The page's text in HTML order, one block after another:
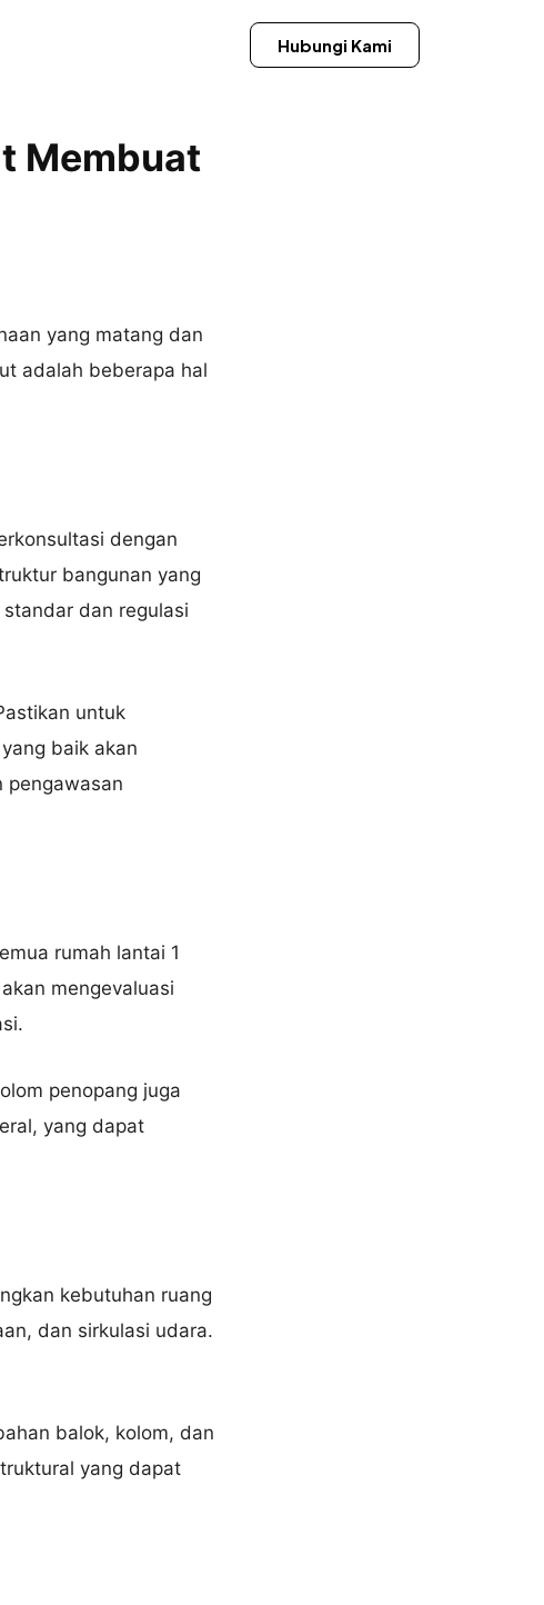
Hubungi Kami
Membuat
yang matang dan
adalah beberapa hal
dengan
bangunan yang
dan regulasi
untuk
baik akan
pengawasan
rumah lantai 1
mengevaluasi
penopang juga
yang dapat
kebutuhan ruang
dan sirkulasi udara.
balok, kolom, dan
yang dapat